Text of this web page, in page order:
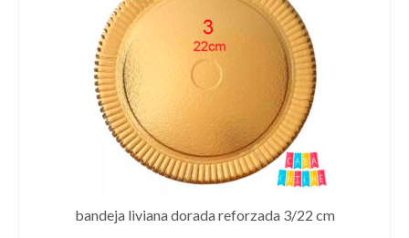
bandeja liviana dorada reforzada 3/22 cm